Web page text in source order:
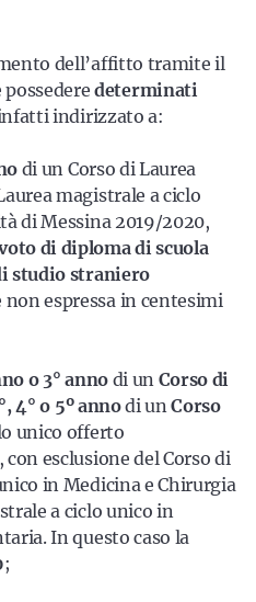
dell’affitto tramite il
determinati
indirizzato a:
di un Corso di Laurea
magistrale a ciclo
di Messina 2019/2020,
di diploma di scuola
studio straniero
espressa in centesimi
o 3° annodi unCorso di
4° o 5º annodi unCorso
unico offerto
esclusione del Corso di
in Medicina e Chirurgia
a ciclo unico in
In questo caso la
;